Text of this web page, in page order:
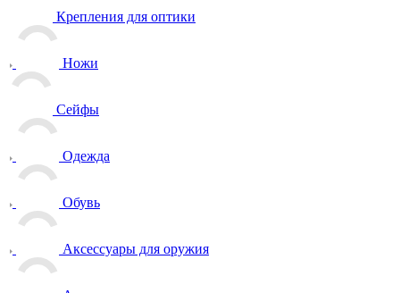
Крепления для оптики
Ножи
Сейфы
Одежда
Обувь
Аксессуары для оружия